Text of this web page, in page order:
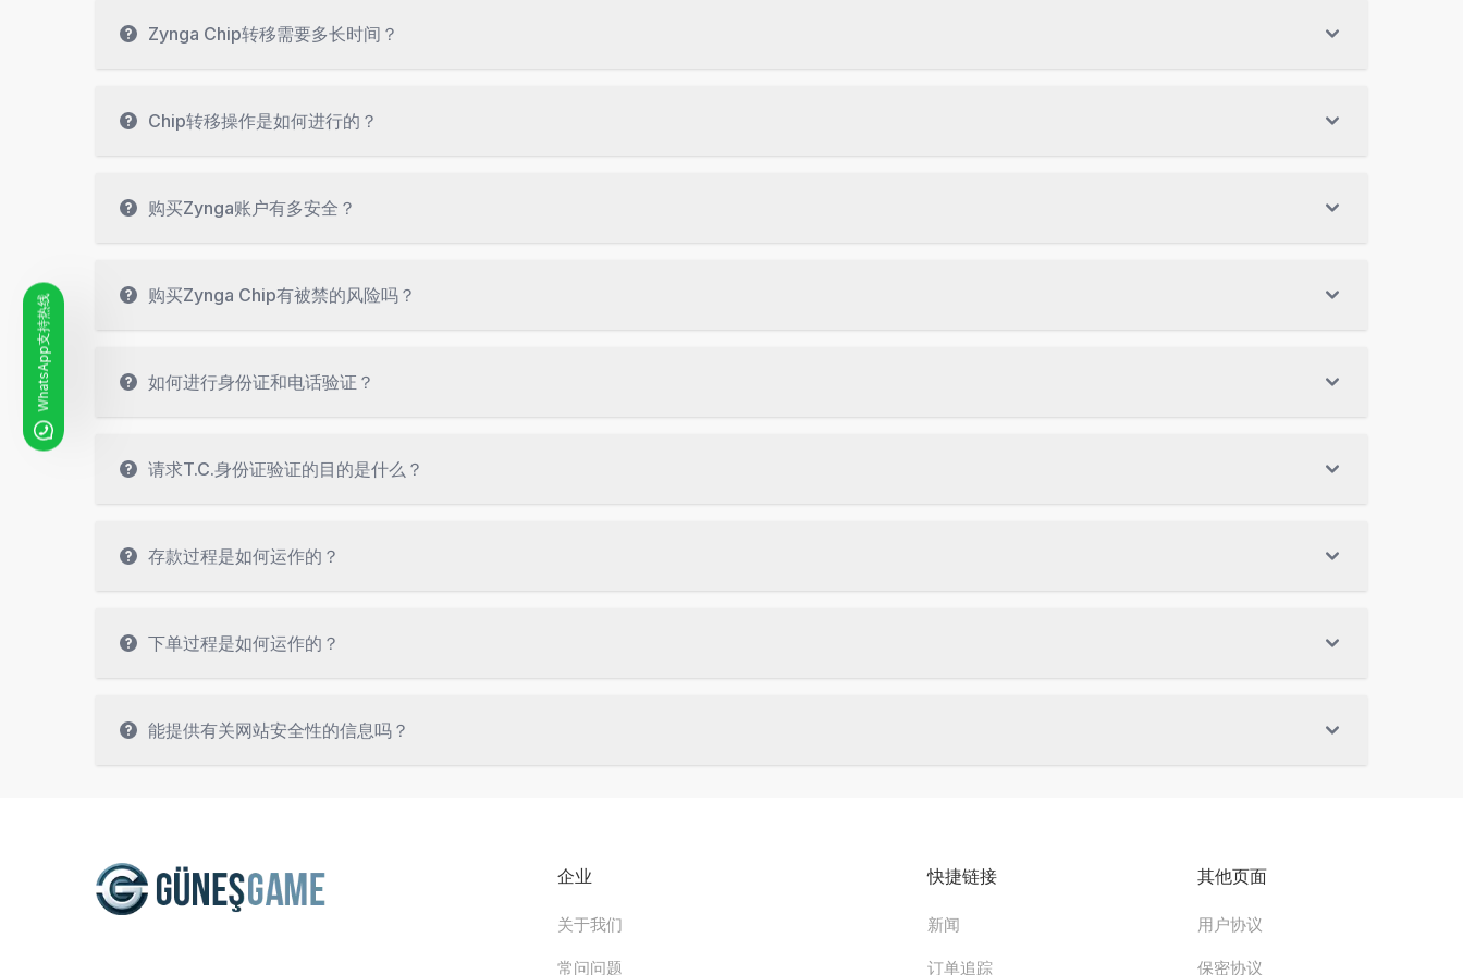
Zynga Chip转移需要多长时间？
Chip转移操作是如何进行的？
购买Zynga账户有多安全？
购买Zynga Chip有被禁的风险吗？
如何进行身份证和电话验证？
请求T.C.身份证验证的目的是什么？
存款过程是如何运作的？
下单过程是如何运作的？
能提供有关网站安全性的信息吗？
企业
关于我们
常问问题
快捷链接
新闻
订单追踪
其他页面
用户协议
保密协议
WhatsApp支持热线